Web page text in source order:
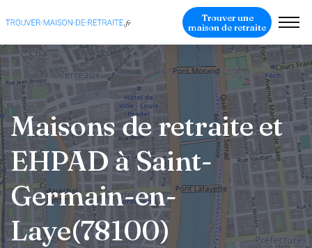
Trouver une
maison de retraite
Maisons de retraite et
EHPAD à Saint-
Germain-en-
Laye(78100)